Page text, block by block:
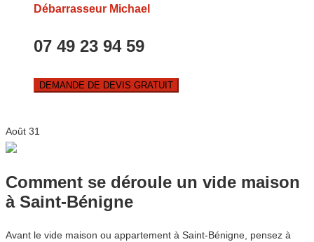
Débarrasseur Michael
07 49 23 94 59
DEMANDE DE DEVIS GRATUIT
Août 31
Comment se déroule un vide maison
à Saint-Bénigne
Avant le vide maison ou appartement à Saint-Bénigne, pensez à